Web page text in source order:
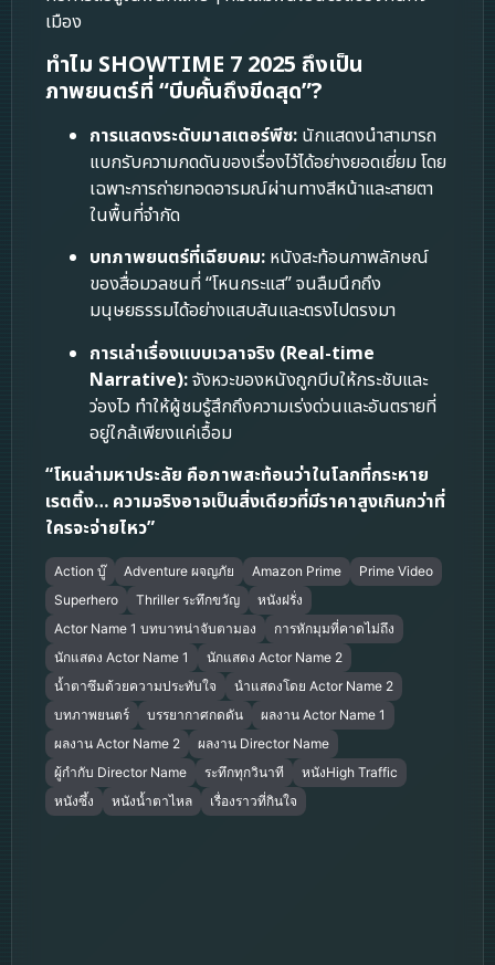
เมือง
ทำไม SHOWTIME 7 2025 ถึงเป็น
ภาพยนตร์ที่ “บีบคั้นถึงขีดสุด”?
การแสดงระดับมาสเตอร์พีซ: นักแสดงนำสามารถ
แบกรับความกดดันของเรื่องไว้ได้อย่างยอดเยี่ยม โดย
เฉพาะการถ่ายทอดอารมณ์ผ่านทางสีหน้าและสายตา
ในพื้นที่จำกัด
บทภาพยนตร์ที่เฉียบคม: หนังสะท้อนภาพลักษณ์
ของสื่อมวลชนที่ “โหนกระแส” จนลืมนึกถึง
มนุษยธรรมได้อย่างแสบสันและตรงไปตรงมา
การเล่าเรื่องแบบเวลาจริง (Real-time
Narrative):จังหวะของหนังถูกบีบให้กระชับและ
ว่องไว ทำให้ผู้ชมรู้สึกถึงความเร่งด่วนและอันตรายที่
อยู่ใกล้เพียงแค่เอื้อม
“โหนล่ามหาประลัย คือภาพสะท้อนว่าในโลกที่กระหาย
เรตติ้ง… ความจริงอาจเป็นสิ่งเดียวที่มีราคาสูงเกินกว่าที่
ใครจะจ่ายไหว”
Action บู๊ Adventure ผจญภัย Amazon Prime
Prime Video
Superhero
Thriller ระทึกขวัญ
หนังฝรั่ง
Actor Name 1 บทบาทน่าจับตามอง
การหักมุมที่คาดไม่ถึง
นักแสดง Actor Name 1
นักแสดง Actor Name 2
น้ำตาซึมด้วยความประทับใจ
นำแสดงโดย Actor Name 2
บทภาพยนตร์
บรรยากาศกดดัน
ผลงาน Actor Name 1
ผลงาน Actor Name 2
ผลงาน Director Name
ผู้กำกับ Director Name
ระทึกทุกวินาที
หนังHigh Traffic
หนังซึ้ง
หนังน้ำตาไหล เรื่องราวที่กินใจ